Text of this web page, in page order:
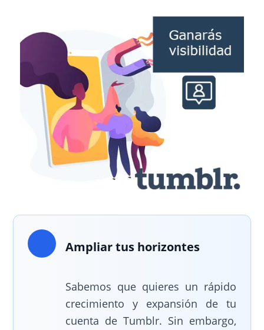
Ampliar tus horizontes
Sabemos que quieres un rápido
crecimiento y expansión de tu
cuenta de Tumblr. Sin embargo,